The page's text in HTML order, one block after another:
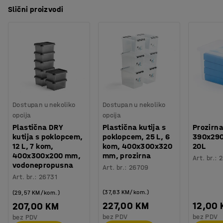
Slični proizvodi
Dostupan u nekoliko
opcija
Plastična DRY
kutija s poklopcem,
12 L, 7 kom,
400x300x200 mm,
vodonepropusna
Art. br.: 26731
207,00 KM
(29,57 KM/kom.)
bez PDV
Dostupan u nekoliko
opcija
Plastična kutija s
poklopcem, 25 L, 6
kom, 400x300x320
mm, prozirna
Art. br.: 26709
227,00 KM
(37,83 KM/kom.)
bez PDV
20L
Art. br.:
12,00
bez PDV